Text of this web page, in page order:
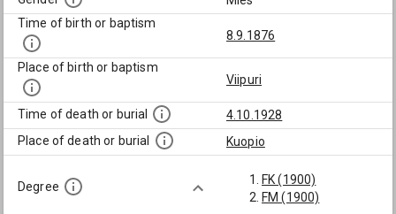
Time of birth or baptism
8.9.1876
Place of birth or baptism
Viipuri
Time of death or burial
4.10.1928
Place of death or burial
Kuopio
Degree
FK (1900)
FM (1900)